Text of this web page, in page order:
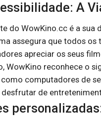
A
do WowKino.cc é a
assegura que todos
apreciar os seus
WowKino reconhece o
computadores de
de